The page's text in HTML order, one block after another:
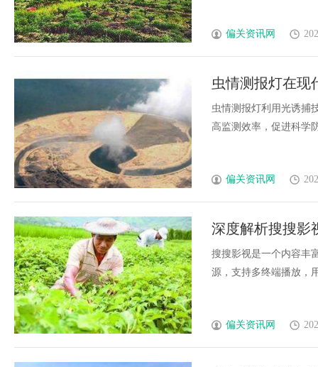
偏关资讯网
虫情测报灯在现
虫情测报灯利用光诱捕
高监测效率，促进科学
偏关资讯网
深度解析搜搜影
搜搜影视是一个内容丰
源，支持多终端播放，
偏关资讯网